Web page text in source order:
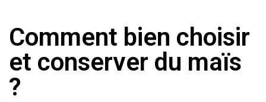
Comment bien choisir
et conserver du maïs
?